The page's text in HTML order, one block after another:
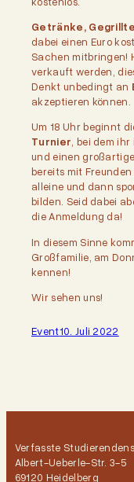
Getränke,
dabei einen Euro
Sachen mitbringen!
verkauft werden,
Denkt unbedingt an
akzeptieren können.
Um 18 Uhr beginnt
Turnier, bei dem
und einen
bereits mit
alleine und dann
bilden. Seid dabei
die Anmeldung da!
In diesem Sinne
Großfamilie, am
kennen!
Wir sehen uns!
Event10. Juli 2022
Verfasste
Albert-Ueberle-Str. 3-5
69120 Heidelberg